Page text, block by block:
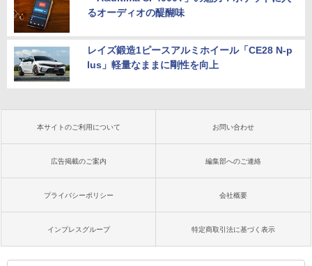
るオーディオの醍醐味
レイズ鍛造1ピースアルミホイール「CE28 N-p
lus」軽量なままに剛性を向上
本サイトのご利用について お問い合わせ
広告掲載のご案内 編集部へのご連絡
プライバシーポリシー 会社概要
インプレスグループ 特定商取引法に基づく表示